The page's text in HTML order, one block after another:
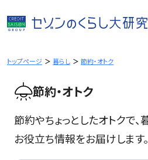
容
を
キトップページ 暮らし 節約・オトク
節約・オトク
節約やちょっとしたオトクで、
お役立ち情報をお届けします。